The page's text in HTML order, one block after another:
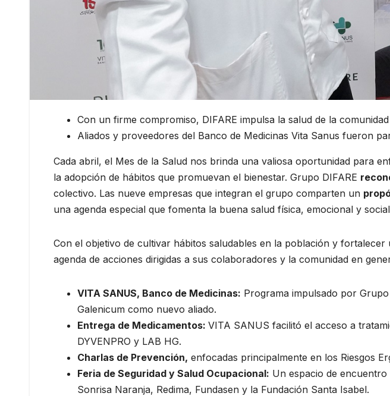
Con un firme compromiso, DIFARE impulsa la salud de la
Aliados y proveedores del Banco de Medicinas Vita Sanus fueron
Cada abril, el Mes de la Salud nos brinda una valiosa oportunidad para
la adopción de hábitos que promuevan el bienestar. Grupo DIFARE
colectivo. Las nueve empresas que integran el grupo comparten un
una agenda especial que fomenta la buena salud física, emocional y
Con el objetivo de cultivar hábitos saludables en la población y
agenda de acciones dirigidas a sus colaboradores y la comunidad en
VITA SANUS, Banco de Medicinas: Programa impulsado por
Galenicum como nuevo aliado.
Entrega de Medicamentos: VITA SANUS facilitó el acceso a
DYVENPRO y LAB HG.
Charlas de Prevención, enfocadas principalmente en los Riesgos
Feria de Seguridad y Salud Ocupacional: Un espacio de
Sonrisa Naranja, Redima, Fundasen y la Fundación Santa Isabel.